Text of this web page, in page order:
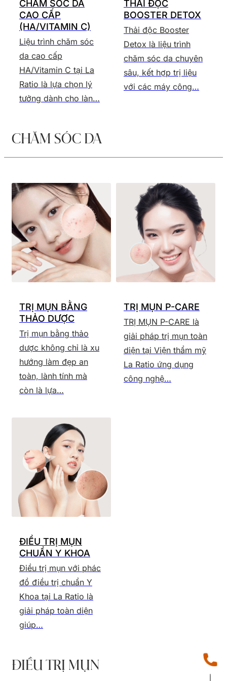
CHĂM SÓC DA
CAO CẤP
(HA/VITAMIN C)
Liệu trình chăm sóc
da cao cấp
HA/Vitamin C tại La
Ratio là lựa chọn lý
tưởng dành cho làn…
THẢI ĐỘC
BOOSTER DETOX
Thải độc Booster
Detox là liệu trình
chăm sóc da chuyên
sâu, kết hợp trị liệu
với các máy công…
CHĂM SÓC DA
TRỊ MỤN BẰNG
THẢO DƯỢC
Trị mụn bằng thảo
dược không chỉ là xu
hướng làm đẹp an
toàn, lành tính mà
còn là lựa…
TRỊ MỤN P-CARE
TRỊ MỤN P-CARE là
giải pháp trị mụn toàn
diện tại Viện thẩm mỹ
La Ratio ứng dụng
công nghệ…
ĐIỀU TRỊ MỤN
CHUẨN Y KHOA
Điều trị mụn với phác
đồ điều trị chuẩn Y
Khoa tại La Ratio là
giải pháp toàn diện
giúp…
ĐIỀU TRỊ MỤN